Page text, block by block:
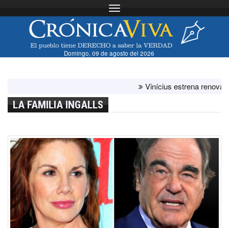
Toggle navigation
Domingo, 09 de agosto del 2026
Vinícius estrena
LA FAMILIA INGALLS